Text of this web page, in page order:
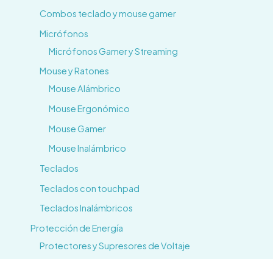
Combos teclado y mouse gamer
Micrófonos
Micrófonos Gamer y Streaming
Mouse y Ratones
Mouse Alámbrico
Mouse Ergonómico
Mouse Gamer
Mouse Inalámbrico
Teclados
Teclados con touchpad
Teclados Inalámbricos
Protección de Energía
Protectores y Supresores de Voltaje